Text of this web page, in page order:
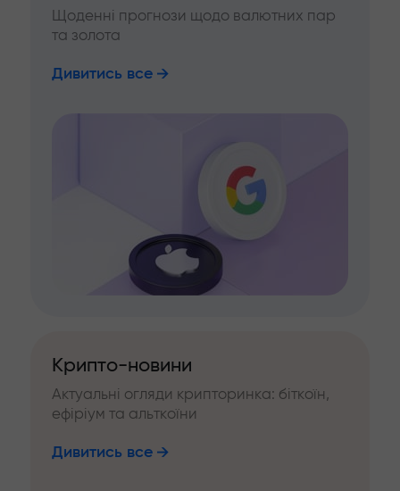
Щоденні прогнози щодо валютних пар
та золота
Дивитись все
Крипто-новини
Актуальні огляди крипторинка: біткоїн,
ефіріум та альткоїни
Дивитись все